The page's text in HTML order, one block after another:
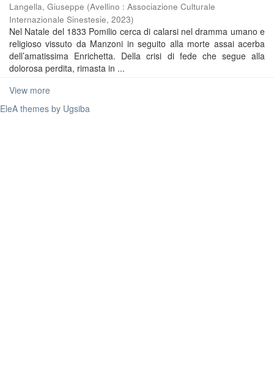
Langella, Giuseppe (Avellino : Associazione Culturale
Internazionale Sinestesie, 2023)
Nel Natale del 1833 Pomilio cerca di calarsi nel dramma umano e
religioso vissuto da Manzoni in seguito alla morte assai acerba
dell’amatissima Enrichetta. Della crisi di fede che segue alla
dolorosa perdita, rimasta in ...
View more
EleA themes by Ugsiba